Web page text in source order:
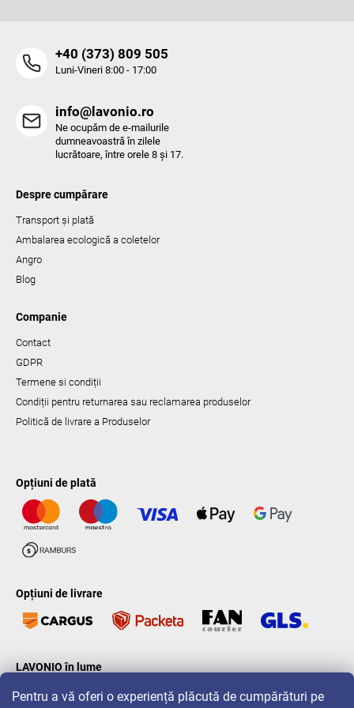
Pentru a vă oferi o experiență plăcută de cumpărături pe
‭+40 (373) 809 505‬
Luni-Vineri 8:00 - 17:00
info@lavonio.ro
Ne ocupăm de e-mailurile
dumneavoastră în zilele
lucrătoare, între orele 8 și 17.
Despre cumpărare
Transport și plată
Ambalarea ecologică a coletelor
Angro
Blog
Companie
Contact
GDPR
Termene si condiții
Condiții pentru returnarea sau reclamarea produselor
Politică de livrare a Produselor
Opțiuni de plată
Opțiuni de livrare
LAVONIO în lume